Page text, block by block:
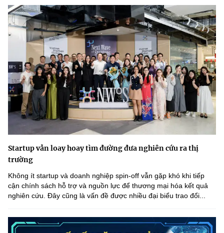
Startup vẫn loay hoay tìm đường đưa nghiên cứu ra thị
trường
Không ít startup và doanh nghiệp spin-off vẫn gặp khó khi tiếp
cận chính sách hỗ trợ và nguồn lực để thương mại hóa kết quả
nghiên cứu. Đây cũng là vấn đề được nhiều đại biểu trao đổi...